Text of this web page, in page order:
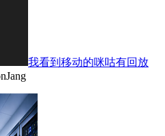
我看到移动的咪咕有回放